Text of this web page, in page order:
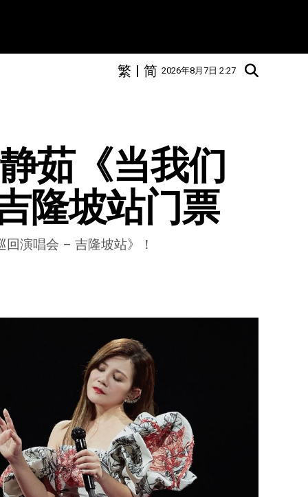
2026年8月7日 2:27
简
|
繁
茹《当我们
隆坡站门票
演唱会 – 吉隆坡站》！